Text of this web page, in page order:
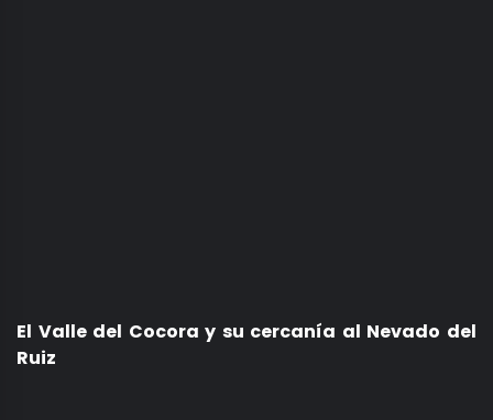
El Valle del Cocora y su cercanía al Nevado del
Ruiz